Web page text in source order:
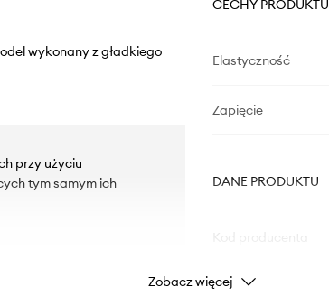
wykonany z gładkiego
przy użyciu
tym samym ich
CECHY PRODUKTU
Elastyczność
Zapięcie
DANE PRODUKTU
Kolor
Zobacz więcej